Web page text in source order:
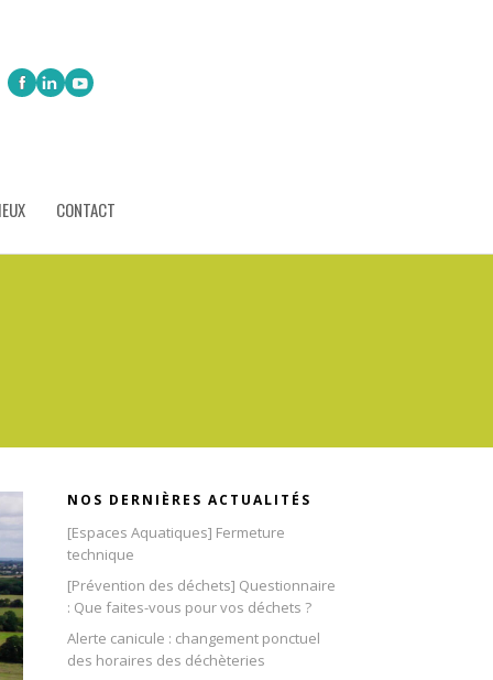
CONTACT
NOS DERNIÈRES ACTUALITÉS
[Espaces Aquatiques] Fermeture
technique
[Prévention des déchets] Questionnaire
: Que faites-vous pour vos déchets ?
Alerte canicule : changement ponctuel
des horaires des déchèteries